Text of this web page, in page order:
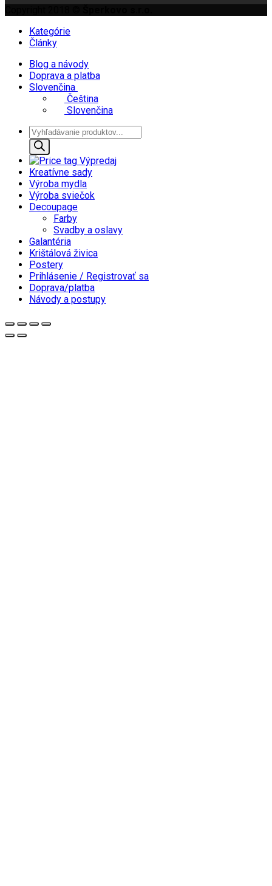
Kategórie
Články
Blog a návody
Doprava a platba
Slovenčina
Čeština
Slovenčina
Products
search
Výpredaj
Kreatívne sady
Výroba mydla
Výroba sviečok
Decoupage
Farby
Svadby a oslavy
Galantéria
Krištálová živica
Postery
Prihlásenie / Registrovať sa
Doprava/platba
Návody a postupy